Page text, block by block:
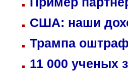
США: наши
Трампа
11 000 ученых